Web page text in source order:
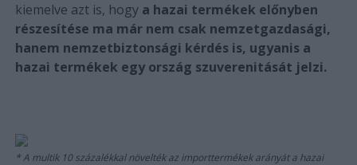
kiemelve azt is, hogy a hazai termékek előnyben
részesítése ma már nem csak nemzetgazdasági,
hanem nemzetbiztonsági kérdés is, ugyanis a
hazai termékek egy ország szuverenitását jelzi.
A multik 10 százalékkal növelték az importtermékek arányát a hazai